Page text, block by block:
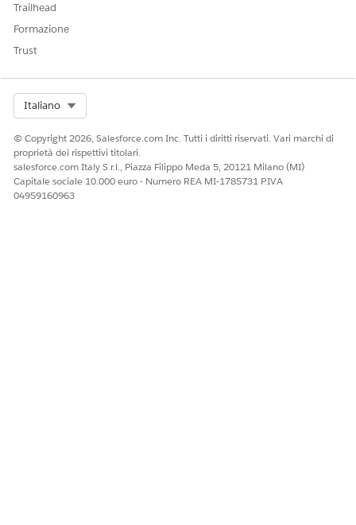
Trailhead
Formazione
Trust
Italiano
© Copyright 2026, Salesforce.com Inc. Tutti i diritti riservati. Vari marchi di
proprietà dei rispettivi titolari.
salesforce.com Italy S.r.l., Piazza Filippo Meda 5, 20121 Milano (MI)
Capitale sociale 10.000 euro - Numero REA MI-1785731 P.IVA
04959160963